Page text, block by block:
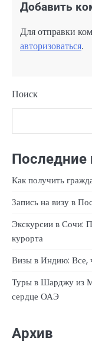
Добавить
Для отправки
авторизоваться.
Поиск
Последние
Как получить
Запись на визу в
Экскурсии в Сочи:
курорта
Визы в Индию: Все,
Туры в Шарджу из
сердце ОАЭ
Архив